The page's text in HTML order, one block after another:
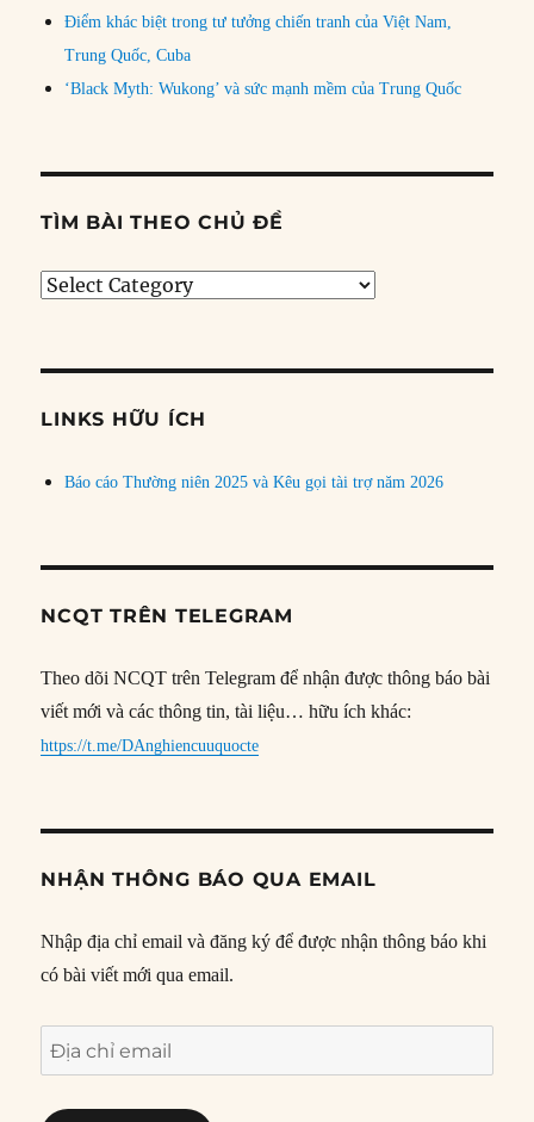
Điểm khác biệt trong tư tưởng chiến tranh của Việt Nam,
Trung Quốc, Cuba
‘Black Myth: Wukong’ và sức mạnh mềm của Trung Quốc
TÌM BÀI THEO CHỦ ĐỀ
Tìm
đề
LINKS HỮU ÍCH
Báo cáo Thường niên 2025 và Kêu gọi tài trợ năm 2026
NCQT TRÊN TELEGRAM
Theo dõi NCQT trên Telegram để nhận được thông báo bài
viết mới và các thông tin, tài liệu… hữu ích khác:
https://t.me/DAnghiencuuquocte
NHẬN THÔNG BÁO QUA EMAIL
Nhập địa chỉ email và đăng ký để được nhận thông báo khi
có bài viết mới qua email.
Địa
chỉ
email